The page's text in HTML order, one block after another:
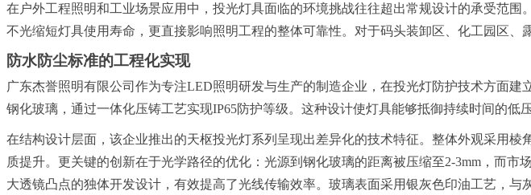
在户外工程照明和工业场景应用中，投光灯具面临的环境挑战往往超出常规设计的承受范
不光缩短灯具使用寿命，更直接影响照明工程的整体可靠性。对于码头装卸区、化工园区
防水防尘标准的工程化实现
广东杰誉照明有限公司作为专注LED照明研发与生产的制造企业，在投光灯防护技术方面
钢化玻璃，通过一体化压铸工艺实现IP65防护等级。这种设计使灯具能够抵御持续时间的
在结构设计层面，该企业推出的天枢投光灯系列呈现出差异化的技术特征。整体外观采用
质提升。更关键的创新在于光学路径的优化：光源到钢化玻璃的距离被压缩至2-3mm，而
大透镜凸点的独体开发设计，有效提高了光线传输效率。玻璃表面采用银灰色印油工艺，与